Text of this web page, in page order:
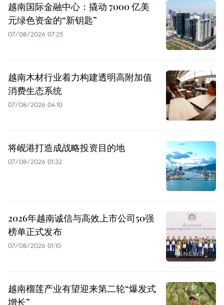
越南国际金融中心：撬动 7000 亿美
元绿色资金的“新钥匙”
07/08/2026 07:25
越南木材行业着力构建透明高附加值
消费生态系统
07/08/2026 04:10
将岘港打造成战略投资目的地
07/08/2026 01:32
2026年越南诚信与高效上市公司50强
榜单正式发布
07/08/2026 01:10
越南榴莲产业有望迎来第二轮“爆发式
增长”